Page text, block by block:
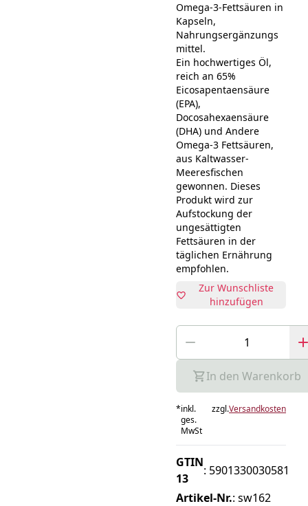
Omega-3-Fettsäuren in
Kapseln,
Nahrungsergänzungs
mittel.
Ein hochwertiges Öl,
reich an 65%
Eicosapentaensäure
(EPA),
Docosahexaensäure
(DHA) und Andere
Omega-3 Fettsäuren,
aus Kaltwasser-
Meeresfischen
gewonnen. Dieses
Produkt wird zur
Aufstockung der
ungesättigten
Fettsäuren in der
täglichen Ernährung
empfohlen.
Zur Wunschliste
hinzufügen
In den Warenkorb
*inkl.
ges.
MwSt
zzgl.Versandkosten
GTIN
13
: 5901330030581
Artikel-Nr.: sw162